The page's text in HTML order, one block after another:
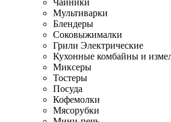
Чайники
Мультиварки
Блендеры
Соковыжималки
Грили Электрические
Кухонные комбайны и
Миксеры
Тостеры
Посуда
Кофемолки
Мясорубки